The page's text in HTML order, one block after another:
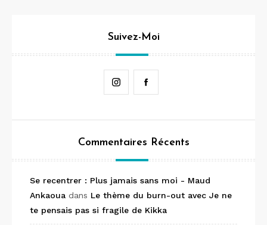
Suivez-Moi
Instagram
Commentaires Récents
Se recentrer : Plus jamais sans moi - Maud
Ankaoua dans Le thème du burn-out avec Je ne
te pensais pas si fragile de Kikka